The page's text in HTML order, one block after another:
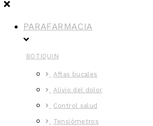
PARAFARMACIA
BOTIQUIN
Aftas bucales
Alivio del dolor
Control salud
Tensiómetros